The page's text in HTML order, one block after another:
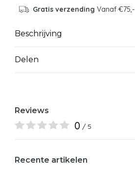
Gratis verzending Vanaf €75,-
Beschrijving
Delen
Reviews
0 / 5
Recente artikelen